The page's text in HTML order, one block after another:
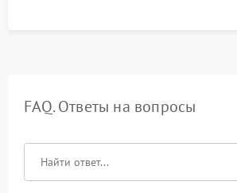
FAQ. Ответы на вопросы